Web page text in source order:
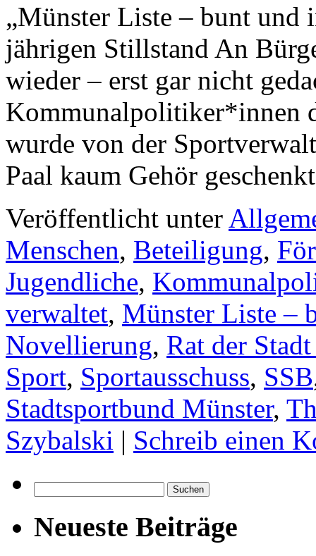
„Münster Liste – bunt
jährigen Stillstand An
wieder – erst gar nicht
Kommunalpolitiker*innen
wurde von der
Paal kaum Gehör
Veröffentlicht unter
Menschen, Beteiligung,
Jugendliche,
verwaltet, Münster Liste –
Novellierung, Rat der
Sport, Sportausschuss, SSB
Stadtsportbund Münster,
Szybalski | Schreib einen
nach:
Neueste Beiträge